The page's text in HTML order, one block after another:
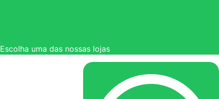
Escolha uma das nossas lojas